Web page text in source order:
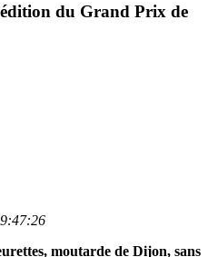
édition du Grand Prix de
moutarde de Dijon, sans